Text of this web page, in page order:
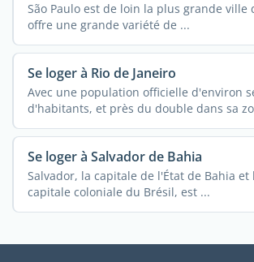
São Paulo est de loin la plus grande ville
offre une grande variété de ...
Se loger à Rio de Janeiro
Avec une population officielle d'environ
d'habitants, et près du double dans sa
Se loger à Salvador de Bahia
Salvador, la capitale de l'État de Bahia
capitale coloniale du Brésil, est ...